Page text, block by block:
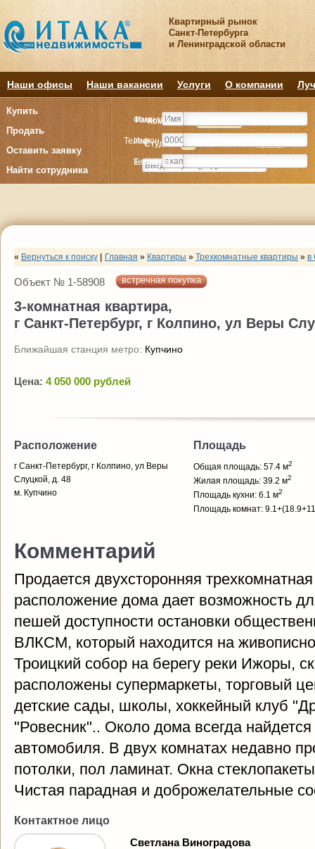
Квартирный рынок
Санкт-Петербурга
и Ленинградской области
Наши офисы Наши вакансии Услуги О компании
Купить
Продать
Оставить заявку
Найти сотрудника
Комнату
Студия Комнат
Комнату
Студия Комнат
Имя
Телефон
E-mail
Фамилия
Имя
Телефон
« Вернуться к поиску Главная » Квартиры » Трехкомнатные квартиры » в
Объект № 1-58908 встречная покупка
3-комнатная квартира,
г Санкт-Петербург, г Колпино, ул Веры
Ближайшая станция метро: Купчино
Цена: 4 050 000 рублей
Расположение
г Санкт-Петербург, г Колпино, ул Веры
Слуцкой, д. 48
м. Купчино
Площадь
Общая площадь: 57.4 м2
Жилая площадь: 39.2 м2
Площадь кухни: 6.1 м2
Площадь комнат:
Комментарий
Продается двухсторонняя
расположение дома дает возможность
пешей доступности остановки
ВЛКСМ, который находится на
Троицкий собор на берегу реки Ижоры,
расположены супермаркеты, торговый
детские сады, школы, хоккейный клуб
"Ровесник".. Около дома всегда
автомобиля. В двух комнатах недавно
потолки, пол ламинат. Окна
Чистая парадная и доброжелательные
Контактное лицо
Светлана Виноградова